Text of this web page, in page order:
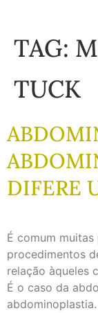
TAG:
TUCK
DIFERE
É comum
procedimentos
relação àqueles
É o caso da